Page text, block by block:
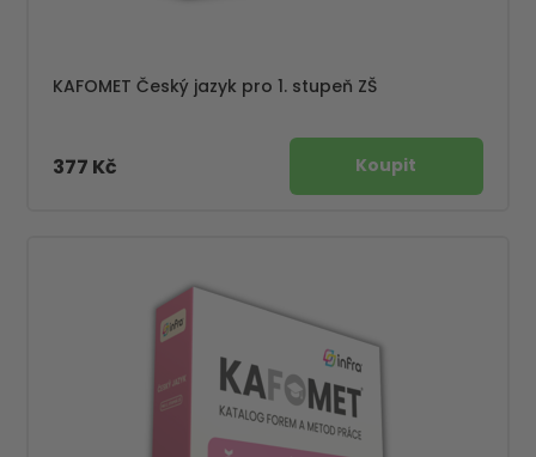
KAFOMET Český jazyk pro 1. stupeň ZŠ
377 Kč